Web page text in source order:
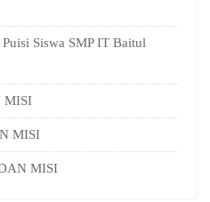
Siswa SMP IT Baitul
MISI
MISI
MISI